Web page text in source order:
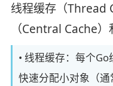
线程缓存（Thread
（Central Cache
• 线程缓存：每个
快速分配小对象（